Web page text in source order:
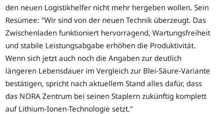
den neuen Logistikhelfer nicht mehr hergeben wollen. Sein
Resümee: "Wir sind von der neuen Technik überzeugt. Das
Zwischenladen funktioniert hervorragend, Wartungsfreiheit
und stabile Leistungsabgabe erhöhen die Produktivität.
Wenn sich jetzt auch noch die Angaben zur deutlich
längeren Lebensdauer im Vergleich zur Blei-Säure-Variante
bestätigen, spricht nach aktuellem Stand alles dafür, dass
das NORA Zentrum bei seinen Staplern zukünftig komplett
auf Lithium-Ionen-Technologie setzt."